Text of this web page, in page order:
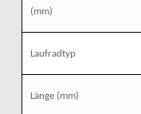
(mm)
Laufradtyp
Länge(mm)